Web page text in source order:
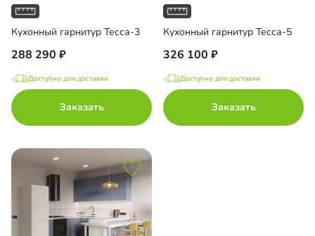
Кухонный гарнитур Тесса-3
288 290
Доступно для доставки
Заказать
Кухонный гарнитур Тесса-5
326 100
Доступно для доставки
Заказать